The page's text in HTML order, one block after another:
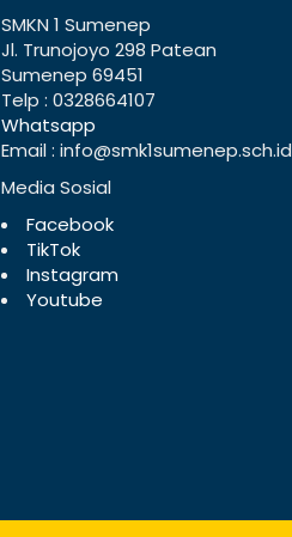
SMKN 1 Sumenep
Jl. Trunojoyo 298 Patean
Sumenep 69451
Telp : 0328664107
Whatsapp
Email : info@smk1sumenep.sch.id
Media Sosial
Facebook
TikTok
Instagram
Youtube